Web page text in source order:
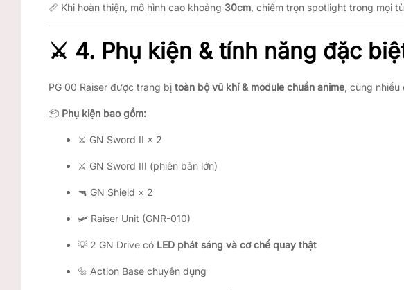
📏 Khi hoàn thiện, mô hình cao khoảng 30cm, chiếm trọn spotlight trong mọi
⚔️ 4. Phụ kiện & tính năng đặc
PG 00 Raiser được trang bị toàn bộ vũ khí & module chuẩn anime, cùng
📦 Phụ kiện bao gồm:
⚔️ GN Sword II × 2
⚔️ GN Sword III (phiên bản lớn)
🔫 GN Shield × 2
🛩️ Raiser Unit (GNR-010)
💡 2 GN Drive có LED phát sáng và cơ chế quay thật
🔩 Action Base chuyên dụng